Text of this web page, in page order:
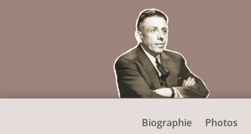
Biographie Photos